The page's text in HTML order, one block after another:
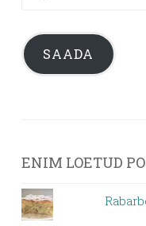
aadress
SAADA
ENIM LOETUD